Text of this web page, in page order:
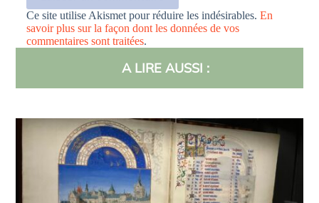
Ce site utilise Akismet pour réduire les indésirables.En
savoir plus sur la façon dont les données de vos
commentaires sont traitées.
A LIRE AUSSI :